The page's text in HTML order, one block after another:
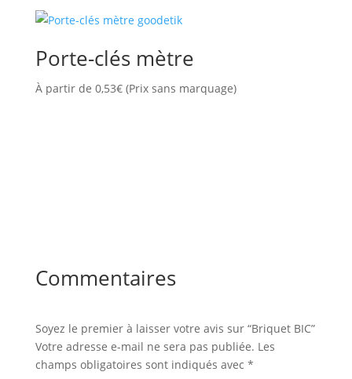
Porte-clés mètre
À partir de 0,53€(Prix sans marquage)
Commentaires
Soyez le premier à laisser votre avis sur “Briquet BIC”
Votre adresse e-mail ne sera pas publiée. Les
champs obligatoires sont indiqués avec *